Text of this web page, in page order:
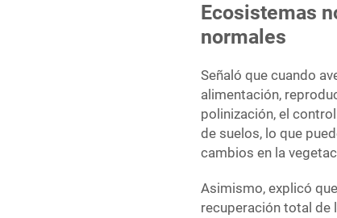
Ecosistemas
normales
Señaló que cuando
alimentación,
polinización, el
de suelos, lo que
cambios en la
Asimismo, explicó
recuperación total de